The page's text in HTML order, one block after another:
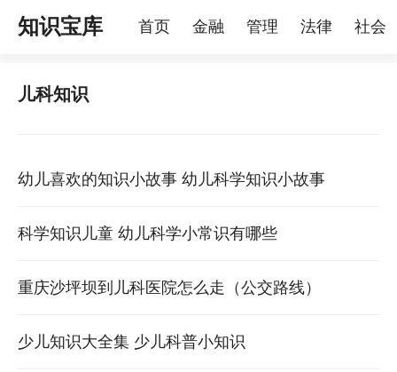
知识宝库 首页 金融 管理 法律 社会
烦恼
儿科知识
幼儿喜欢的知识小故事 幼儿科学知识小故事
科学知识儿童 幼儿科学小常识有哪些
重庆沙坪坝到儿科医院怎么走（公交路线）
少儿知识大全集 少儿科普小知识